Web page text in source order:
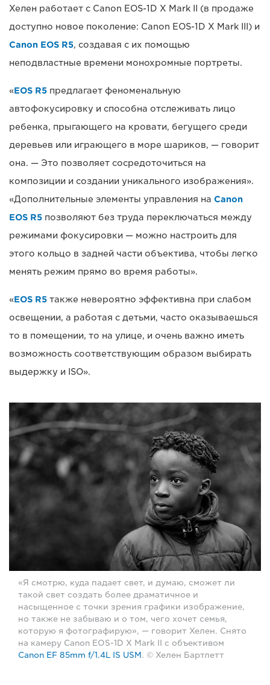
Хелен работает с Canon EOS-1D X Mark II (в продаже
доступно новое поколение: Canon EOS-1D X Mark III) и
Canon EOS R5, создавая с их помощью
неподвластные времени монохромные портреты.
«EOS R5 предлагает феноменальную
автофокусировку и способна отслеживать лицо
ребенка, прыгающего на кровати, бегущего среди
деревьев или играющего в море шариков, — говорит
она. — Это позволяет сосредоточиться на
композиции и создании уникального изображения».
«Дополнительные элементы управления на Canon
EOS R5 позволяют без труда переключаться между
режимами фокусировки — можно настроить для
этого кольцо в задней части объектива, чтобы легко
менять режим прямо во время работы».
«EOS R5 также невероятно эффективна при слабом
освещении, а работая с детьми, часто оказываешься
то в помещении, то на улице, и очень важно иметь
возможность соответствующим образом выбирать
выдержку и ISO».
«Я смотрю, куда падает свет, и думаю, сможет ли
такой свет создать более драматичное и
насыщенное с точки зрения графики изображение,
но также не забываю и о том, чего хочет семья,
которую я фотографирую», — говорит Хелен. Снято
на камеру Canon EOS-1D X Mark II с объективом
Canon EF 85mm f/1.4L IS USM . © Хелен Бартлетт